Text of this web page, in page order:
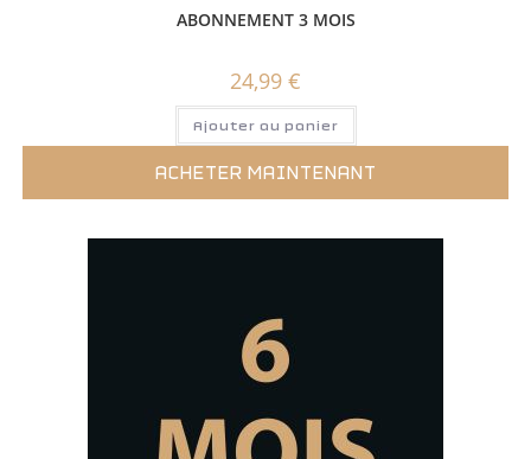
ABONNEMENT 3 MOIS
24,99 €
Ajouter au panier
ACHETER MAINTENANT